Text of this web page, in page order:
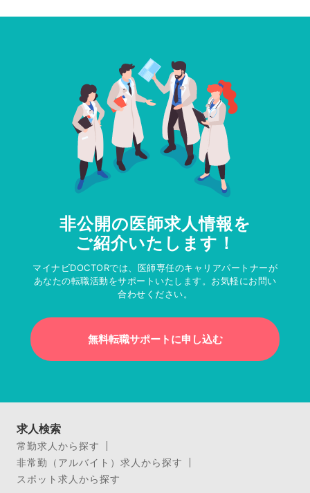
非公開の医師求人情報を
ご紹介いたします！
マイナビDOCTORでは、医師専任のキャリアパートナーが
あなたの転職活動をサポートいたします。お気軽にお問い
合わせください。
無料転職サポートに申し込む
求人検索
常勤求人から探す
非常勤（アルバイト）求人から探す
スポット求人から探す